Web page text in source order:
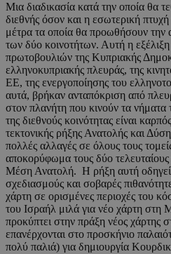
Μια διαδικασία κατά την οποία θα
διεθνής όσον και η εσωτερική
μέτρα τα οποία θα προωθήσουν την
των δύο κοινοτήτων. Αυτή η εξέλιξη
πρωτοβουλιών της Κυπριακής
ελληνοκυπριακής πλευράς, της
ΕΕ, της ενεργοποίησης του
αυτά, βρήκαν ανταπόκριση από
στον πλανήτη που κινούν τα
της διεθνούς κοινότητας είναι
τεκτονικής ρήξης Ανατολής και
πολλές αλλαγές σε όλους τους
αποκορύφωμα τους δύο
Μέση Ανατολή. Η ρήξη αυτή οδηγεί
σχεδιασμούς και σοβαρές
χάρτη σε ορισμένες περιοχές του
του Ισραήλ μιλά για νέο χάρτη
προκύπτει στην πράξη νέος χάρτης
επανέρχονται στο προσκήνιο
πολύ παλιά) για δημιουργία